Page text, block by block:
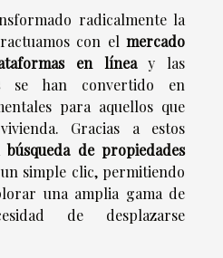
radicalmente la
con el mercado
en líneay las
se han convertido en
para aquellos que
Gracias a estos
búsqueda de propiedades
simple clic, permitiendo
una amplia gama de
de desplazarse